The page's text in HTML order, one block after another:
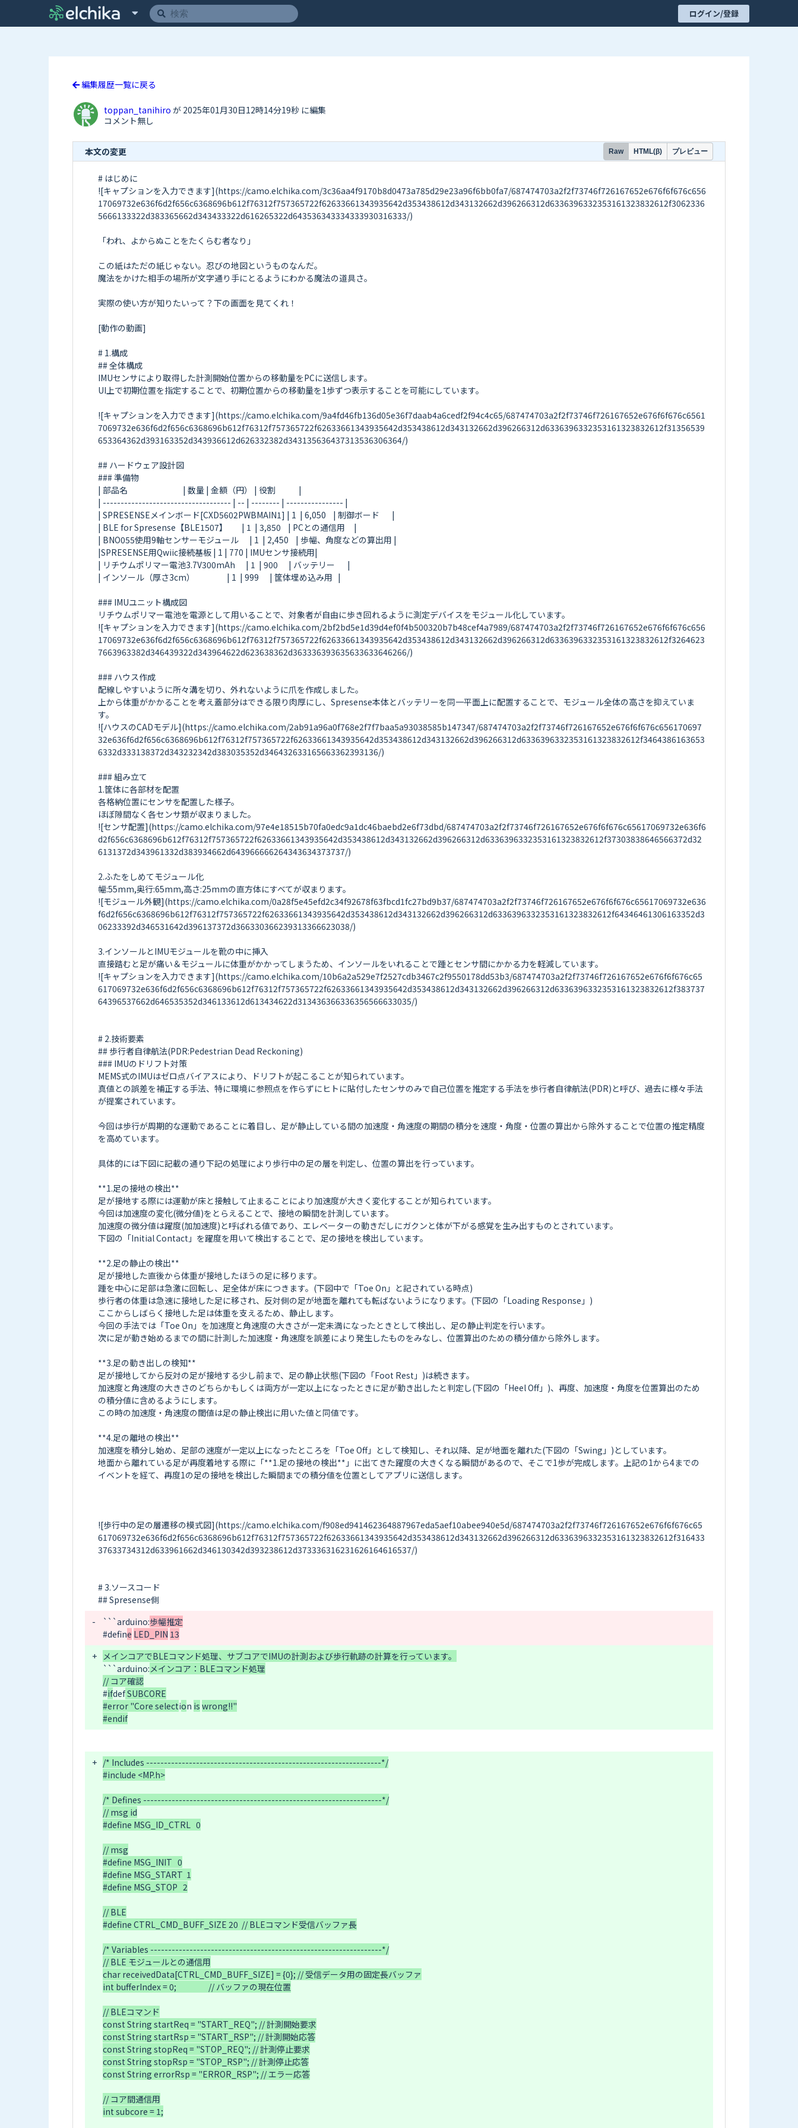
ログイン/登録
編集履歴一覧に戻る
toppan_tanihiro が 2025年01月30日12時14分19秒 に編集
コメント無し
本文の変更 Raw HTML(β) プレビュー
# はじめに
![キャプションを入力できます](https://camo.elchika.com/3c36aa4f9170b8d0473a785d29e23a96f6bb0fa7/687474703a2f2f73746f726167652e676f6f676c656
17069732e636f6d2f656c6368696b612f76312f757365722f62633661343935642d353438612d343132662d396266312d6336396332353161323832612f3062336
5666133322d383365662d343433322d616265322d643536343334333930316333/)
「われ、よからぬことをたくらむ者なり」
この紙はただの紙じゃない。忍びの地図というものなんだ。
魔法をかけた相手の場所が文字通り手にとるようにわかる魔法の道具さ。
実際の使い方が知りたいって？下の画面を見てくれ！
[動作の動画]
# 1.構成
## 全体構成
IMUセンサにより取得した計測開始位置からの移動量をPCに送信します。
UI上で初期位置を指定することで、初期位置からの移動量を1歩ずつ表示することを可能にしています。
![キャプションを入力できます](https://camo.elchika.com/9a4fd46fb136d05e36f7daab4a6cedf2f94c4c65/687474703a2f2f73746f726167652e676f6f676c6561
7069732e636f6d2f656c6368696b612f76312f757365722f62633661343935642d353438612d343132662d396266312d6336396332353161323832612f31356539
653364362d393163352d343936612d626332382d343135636437313536306364/)
## ハードウェア設計図
### 準備物
| 部品名                               | 数量 | 金額（円） | 役割             |
| ------------------------------------ | -- | -------- | ---------------- |
| SPRESENSEメインボード[CXD5602PWBMAIN1] | 1  | 6,050    | 制御ボード       |
| BLE for Spresense【BLE1507】        | 1  | 3,850    | PCとの通信用     |
| BNO055使用9軸センサーモジュール      | 1  | 2,450    | 歩幅、角度などの算出用 |
|SPRESENSE用Qwiic接続基板 | 1 | 770 | IMUセンサ接続用|
| リチウムポリマー電池3.7V300mAh      | 1  | 900      | バッテリー       |
| インソール（厚さ3cm）                  | 1  | 999      | 筐体埋め込み用   |
### IMUユニット構成図
リチウムポリマー電池を電源として用いることで、対象者が自由に歩き回れるように測定デバイスをモジュール化しています。
![キャプションを入力できます](https://camo.elchika.com/2bf2bd5e1d39d4ef0f4b500320b7b48cef4a7989/687474703a2f2f73746f726167652e676f6f676c656
17069732e636f6d2f656c6368696b612f76312f757365722f62633661343935642d353438612d343132662d396266312d6336396332353161323832612f3264623
7663963382d346439322d343964622d623638362d363336393635633633646266/)
### ハウス作成
配線しやすいように所々溝を切り、外れないように爪を作成しました。
上から体重がかかることを考え蓋部分はできる限り肉厚にし、Spresense本体とバッテリーを同一平面上に配置することで、モジュール全体の高さを抑えていま
す。
![ハウスのCADモデル](https://camo.elchika.com/2ab91a96a0f768e2f7f7baa5a93038585b147347/687474703a2f2f73746f726167652e676f6f676c656170697
32e636f6d2f656c6368696b612f76312f757365722f62633661343935642d353438612d343132662d396266312d6336396332353161323832612f3464386163653
6332d333138372d343232342d383035352d346432633165663362393136/)
### 組み立て
1.筐体に各部材を配置
各格納位置にセンサを配置した様子。
ほぼ隙間なく各センサ類が収まりました。
![センサ配置](https://camo.elchika.com/97e4e18515b70fa0edc9a1dc46baebd2e6f73dbd/687474703a2f2f73746f726167652e676f6f676c65617069732e636f6
d2f656c6368696b612f76312f757365722f62633661343935642d353438612d343132662d396266312d6336396332353161323832612f37303838646566372d32
6131372d343961332d383934662d643966666264343634373737/)
2.ふたをしめてモジュール化
幅:55mm,奥行:65mm,高さ:25mmの直方体にすべてが収まります。
![モジュール外観](https://camo.elchika.com/0a28f5e45efd2c34f92678f63fbcd1fc27bd9b37/687474703a2f2f73746f726167652e676f6f676c65617069732e636
f6d2f656c6368696b612f76312f757365722f62633661343935642d353438612d343132662d396266312d6336396332353161323832612f64346461306163352d3
06233392d346531642d396137372d366330366239313366623038/)
3.インソールとIMUモジュールを靴の中に挿入
直接踏むと足が痛い＆モジュールに体重がかかってしまうため、インソールをいれることで踵とセンサ間にかかる力を軽減しています。
![キャプションを入力できます](https://camo.elchika.com/10b6a2a529e7f2527cdb3467c2f9550178dd53b3/687474703a2f2f73746f726167652e676f6f676c65
617069732e636f6d2f656c6368696b612f76312f757365722f62633661343935642d353438612d343132662d396266312d6336396332353161323832612f383737
64396537662d646535352d346133612d613434622d313436366336356566633035/)
# 2.技術要素
## 歩行者自律航法(PDR:Pedestrian Dead Reckoning)
### IMUのドリフト対策
MEMS式のIMUはゼロ点バイアスにより、ドリフトが起こることが知られています。
真値との誤差を補正する手法、特に環境に参照点を作らずにヒトに貼付したセンサのみで自己位置を推定する手法を歩行者自律航法(PDR)と呼び、過去に様々手法
が提案されています。
今回は歩行が周期的な運動であることに着目し、足が静止している間の加速度・角速度の期間の積分を速度・角度・位置の算出から除外することで位置の推定精度
を高めています。
具体的には下図に記載の通り下記の処理により歩行中の足の層を判定し、位置の算出を行っています。
**1.足の接地の検出**
足が接地する際には運動が床と接触して止まることにより加速度が大きく変化することが知られています。
今回は加速度の変化(微分値)をとらえることで、接地の瞬間を計測しています。
加速度の微分値は躍度(加加速度)と呼ばれる値であり、エレベーターの動きだしにガクンと体が下がる感覚を生み出すものとされています。
下図の「Initial Contact」を躍度を用いて検出することで、足の接地を検出しています。
**2.足の静止の検出**
足が接地した直後から体重が接地したほうの足に移ります。
踵を中心に足部は急激に回転し、足全体が床につきます。(下図中で「Toe On」と記されている時点)
歩行者の体重は急速に接地した足に移され、反対側の足が地面を離れても転ばないようになります。(下図の「Loading Response」)
ここからしばらく接地した足は体重を支えるため、静止します。
今回の手法では「Toe On」を加速度と角速度の大きさが一定未満になったときとして検出し、足の静止判定を行います。
次に足が動き始めるまでの間に計測した加速度・角速度を誤差により発生したものをみなし、位置算出のための積分値から除外します。
**3.足の動き出しの検知**
足が接地してから反対の足が接地する少し前まで、足の静止状態(下図の「Foot Rest」)は続きます。
加速度と角速度の大きさのどちらかもしくは両方が一定以上になったときに足が動き出したと判定し(下図の「Heel Off」)、再度、加速度・角度を位置算出のため
の積分値に含めるようにします。
この時の加速度・角速度の閾値は足の静止検出に用いた値と同値です。
**4.足の離地の検出**
加速度を積分し始め、足部の速度が一定以上になったところを「Toe Off」として検知し、それ以降、足が地面を離れた(下図の「Swing」)としています。
地面から離れている足が再度着地する際に「**1.足の接地の検出**」に出てきた躍度の大きくなる瞬間があるので、そこで1歩が完成します。上記の1から4までの
イベントを経て、再度1の足の接地を検出した瞬間までの積分値を位置としてアプリに送信します。
![歩行中の足の層遷移の模式図](https://camo.elchika.com/f908ed941462364887967eda5aef10abee940e5d/687474703a2f2f73746f726167652e676f6f676c65
617069732e636f6d2f656c6368696b612f76312f757365722f62633661343935642d353438612d343132662d396266312d6336396332353161323832612f316433
37633734312d633961662d346130342d393238612d373336316231626164616537/)
# 3.ソースコード
-
```arduino:歩幅推定
#defne LED_PIN 13
+
```arduino:メインコア：BLEコマンド処理
// コア確認
#ifdef SUBCORE
#error "Core selection is wrong!!"
#endif
+ /* Includes ------------------------------------------------------------------*/
#include <MP.h>
/* Defines -------------------------------------------------------------------*/
// msg id
#define MSG_ID_CTRL   0
// msg
#define MSG_INIT   0
#define MSG_START  1
#define MSG_STOP   2
// BLE
#define CTRL_CMD_BUFF_SIZE 20  // BLEコマンド受信バッファ長
/* Variables -----------------------------------------------------------------*/
// BLE モジュールとの通信用
char receivedData[CTRL_CMD_BUFF_SIZE] = {0}; // 受信データ用の固定長バッファ
int bufferIndex = 0;                  // バッファの現在位置
// BLEコマンド
const String startReq = "START_REQ"; // 計測開始要求
const String startRsp = "START_RSP"; // 計測開始応答
const String stopReq = "STOP_REQ"; // 計測停止要求
const String stopRsp = "STOP_RSP"; // 計測停止応答
const String errorRsp = "ERROR_RSP"; // エラー応答
// コア間通信用
int subcore = 1;